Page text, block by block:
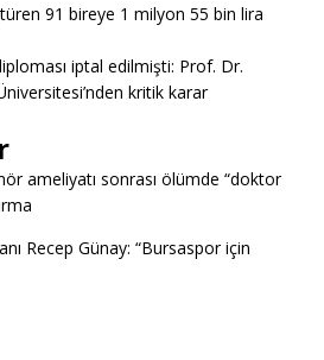
91 bireye 1 milyon 55 bin lira
iptal edilmişti: Prof. Dr.
kritik karar
ameliyatı sonrası ölümde “doktor
Recep Günay: “Bursaspor için